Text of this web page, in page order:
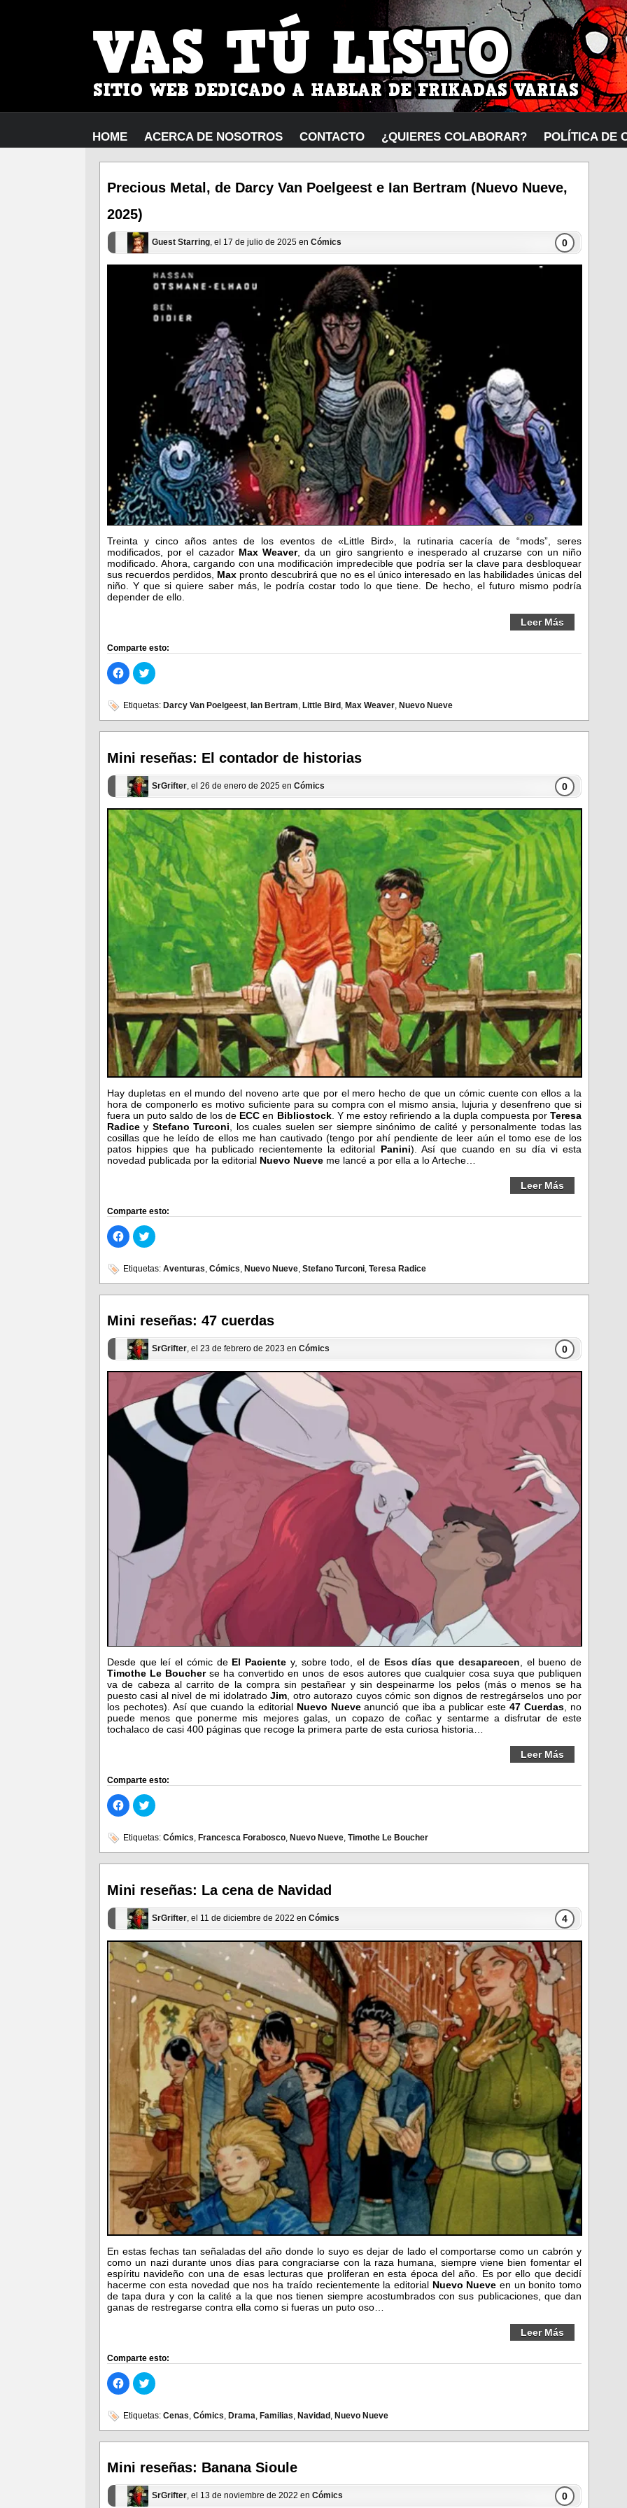
HOME ACERCA DE NOSOTROS CONTACTO ¿QUIERES COLABORAR? POLÍTICA DE
Precious Metal, de Darcy Van Poelgeest e Ian Bertram (Nuevo Nueve,
2025)
Guest Starring, el 17 de julio de 2025 en Cómics 0
Treinta y cinco años antes de los eventos de «Little Bird», la rutinaria cacería de “mods”, seres
modificados, por el cazador Max Weaver, da un giro sangriento e inesperado al cruzarse con un niño
modificado. Ahora, cargando con una modificación impredecible que podría ser la clave para desbloquear
sus recuerdos perdidos, Max pronto descubrirá que no es el único interesado en las habilidades únicas del
niño. Y que si quiere saber más, le podría costar todo lo que tiene. De hecho, el futuro mismo podría
depender de ello.
Leer Más
Comparte esto:
Haz
clic
para
en
Facebook
(Se
abre
ventana
nueva)
Haz
clic
en
(Se
abre
ventana
nueva)
Etiquetas: Darcy Van Poelgeest, Ian Bertram, Little Bird , Max Weaver, Nuevo Nueve
Mini reseñas: El contador de historias
SrGrifter, el 26 de enero de 2025 en Cómics 0
Hay dupletas en el mundo del noveno arte que por el mero hecho de que un cómic cuente con ellos a la
hora de componerlo es motivo suficiente para su compra con el mismo ansia, lujuria y desenfreno que si
fuera un puto saldo de los de ECCen Bibliostock. Y me estoy refiriendo a la dupla compuesta porTeresa
Radicey Stefano Turconi , los cuales suelen ser siempre sinónimo de calité y personalmente todas las
cosillas que he leído de ellos me han cautivado (tengo por ahí pendiente de leer aún el tomo ese de los
patos hippies que ha publicado recientemente la editorial Panini). Así que cuando en su día vi esta
novedad publicada por la editorial Nuevo Nueve me lancé a por ella a lo Arteche…
Leer Más
Comparte esto:
Haz
clic
para
en
Facebook
(Se
abre
ventana
nueva)
Haz
clic
en
(Se
abre
ventana
nueva)
Etiquetas: Aventuras, Cómics, Nuevo Nueve, Stefano Turconi, Teresa Radice
Mini reseñas: 47 cuerdas
SrGrifter, el 23 de febrero de 2023 en Cómics 0
Desde que leí el cómic de El Paciente y, sobre todo, el de Esos días que desaparecen, el bueno de
Timothe Le Boucherse ha convertido en unos de esos autores que cualquier cosa suya que publiquen
va de cabeza al carrito de la compra sin pestañear y sin despeinarme los pelos (más o menos se ha
puesto casi al nivel de mi idolatradoJim, otro autorazo cuyos cómic son dignos de restregárselos uno por
los pechotes). Así que cuando la editorial Nuevo Nueveanunció que iba a publicar este47 Cuerdas, no
puede menos que ponerme mis mejores galas, un copazo de coñac y sentarme a disfrutar de este
tochalaco de casi 400 páginas que recoge la primera parte de esta curiosa historia…
Leer Más
Comparte esto:
Haz
clic
para
en
Facebook
(Se
abre
ventana
nueva)
Haz
clic
en
(Se
abre
ventana
nueva)
Etiquetas: Cómics, Francesca Forabosco, Nuevo Nueve, Timothe Le Boucher
Mini reseñas: La cena de Navidad
SrGrifter, el 11 de diciembre de 2022 en Cómics 4
En estas fechas tan señaladas del año donde lo suyo es dejar de lado el comportarse como un cabrón y
como un nazi durante unos días para congraciarse con la raza humana, siempre viene bien fomentar el
espíritu navideño con una de esas lecturas que proliferan en esta época del año. Es por ello que decidí
hacerme con esta novedad que nos ha traído recientemente la editorial Nuevo Nueve en un bonito tomo
de tapa dura y con la calité a la que nos tienen siempre acostumbrados con sus publicaciones, que dan
ganas de restregarse contra ella como si fueras un puto oso…
Leer Más
Comparte esto:
Haz
clic
para
en
Facebook
(Se
abre
ventana
nueva)
Haz
clic
en
(Se
abre
ventana
nueva)
Etiquetas: Cenas, Cómics, Drama, Familias, Navidad, Nuevo Nueve
Mini reseñas: Banana Sioule
SrGrifter, el 13 de noviembre de 2022 en Cómics 0